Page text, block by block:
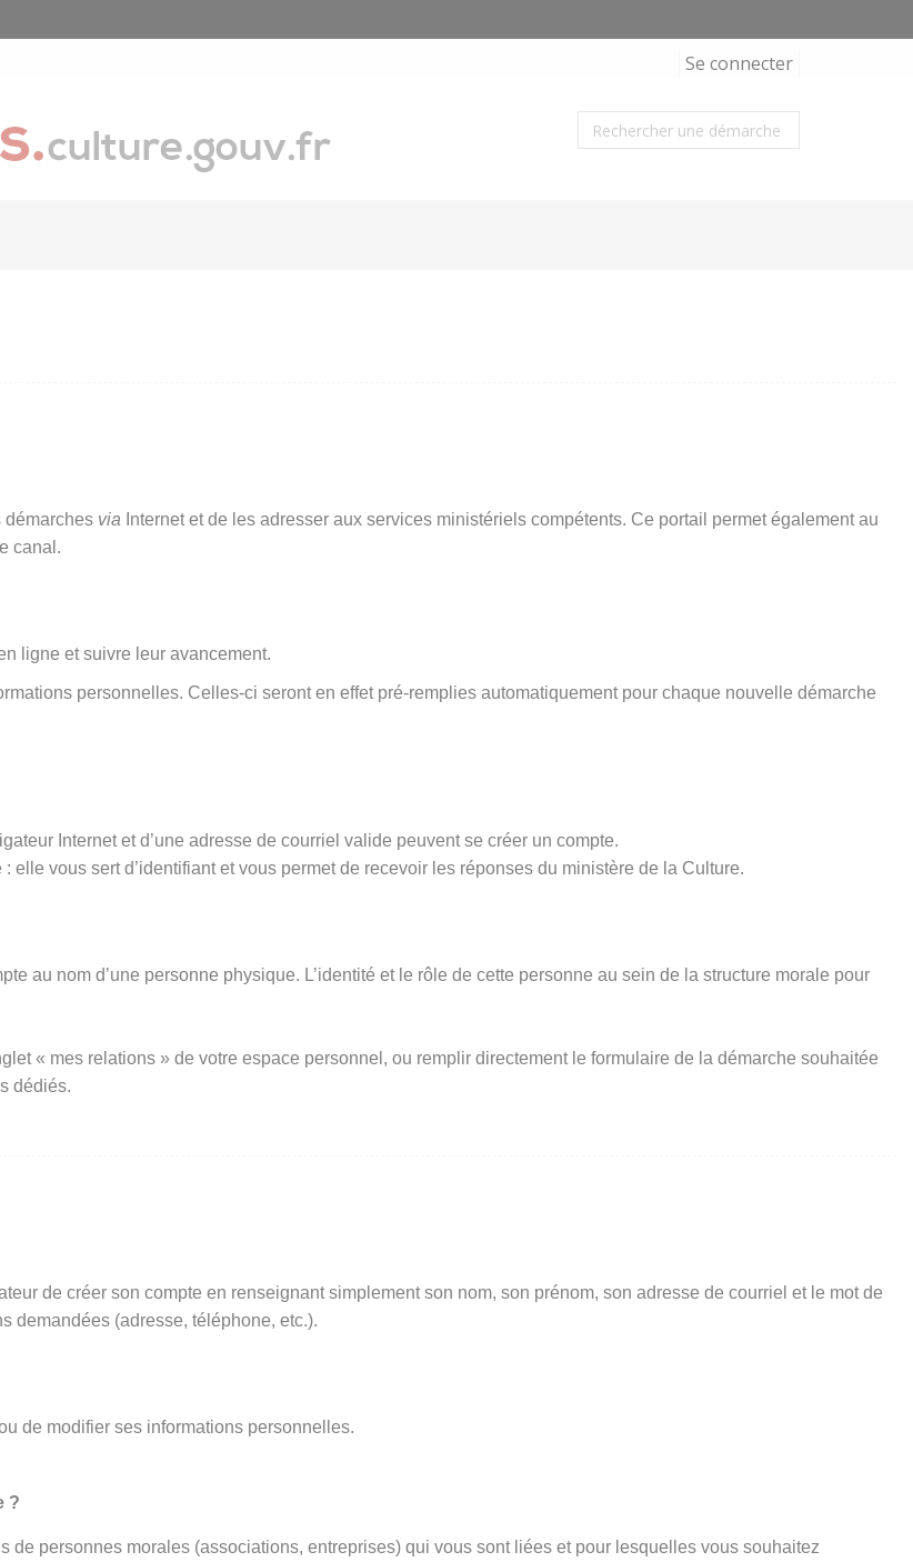
Se connecter
démarches via Internet et de les adresser aux services ministériels compétents. Ce portail permet également au
canal.
ligne et suivre leur avancement.
personnelles. Celles-ci seront en effet pré-remplies automatiquement pour chaque nouvelle démarche
Internet et d’une adresse de courriel valide peuvent se créer un compte.
elle vous sert d’identifiant et vous permet de recevoir les réponses du ministère de la Culture.
au nom d’une personne physique. L’identité et le rôle de cette personne au sein de la structure morale pour
« mes relations » de votre espace personnel, ou remplir directement le formulaire de la démarche souhaitée
dédiés.
de créer son compte en renseignant simplement son nom, son prénom, son adresse de courriel et le mot de
demandées (adresse, téléphone, etc.).
de modifier ses informations personnelles.
?
de personnes morales (associations, entreprises) qui vous sont liées et pour lesquelles vous souhaitez